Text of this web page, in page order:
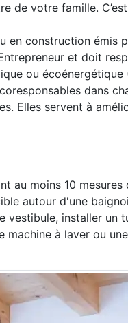
de votre famille.
en construction émis
et doit
ou écoénergétique
dans
Elles servent à
au moins 10 mesures
autour d'une
vestibule, installer un
machine à laver ou